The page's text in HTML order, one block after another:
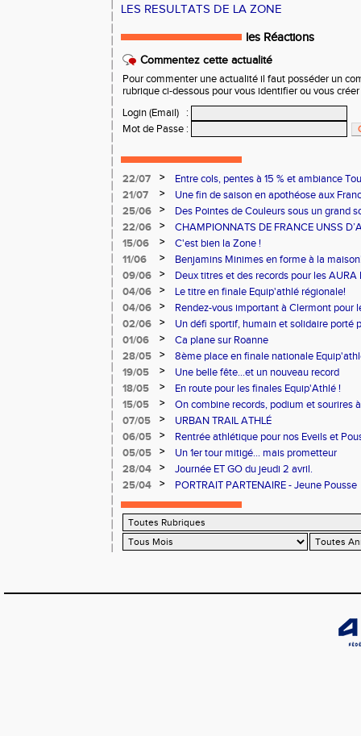
LES RESULTATS DE LA ZONE
les Réactions
Commentez cette actualité
Pour commenter une actualité il faut posséder un
rubrique ci-dessous pour vous identifier ou vous
Login (Email)
:
Mot de Passe :
22/07 >
Entre cols, pentes à 15 % et ambiance
ont relevé le défi !
21/07 >
Une fin de saison en apothéose aux
25/06
>
Des Pointes de Couleurs sous un grand
22/06
>
CHAMPIONNATS DE FRANCE UNSS
15/06
>
C'est bien la Zone !
11/06
>
Benjamins Minimes en forme à la
09/06
>
Deux titres et des records pour les
04/06
>
Le titre en finale Equip'athlé régionale!
04/06
>
Rendez-vous important à Clermont pour
02/06
>
Un défi sportif, humain et solidaire porté
du Cœur.
01/06 >
Ca plane sur Roanne
28/05
>
8ème place en finale nationale
19/05
>
Une belle fête...et un nouveau record
18/05
>
En route pour les finales Equip'Athlé !
15/05
>
On combine records, podium et sourires
07/05
>
URBAN TRAIL ATHLÉ
06/05
>
Rentrée athlétique pour nos Eveils et
05/05
>
Un 1er tour mitigé... mais prometteur
28/04
>
Journée ET GO du jeudi 2 avril.
25/04
> PORTRAIT PARTENAIRE - Jeune Pousse